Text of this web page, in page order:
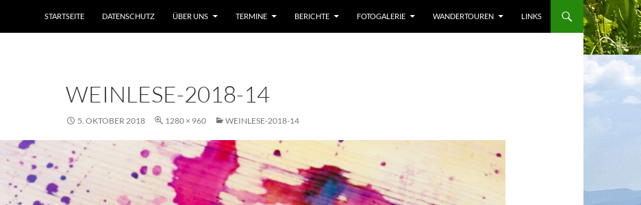
STARTSEITE
DATENSCHUTZ ÜBER UNS TERMINE BERICHTE FOTOGALERIE WANDERTOUREN LINKS
WEINLESE-2018-14
5. OKTOBER 2018 1280 × 960 WEINLESE-2018-14